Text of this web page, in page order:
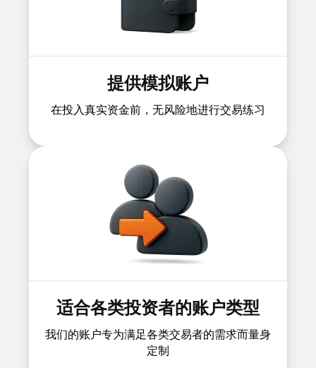
提供模拟账户
在投入真实资金前，无风险地进行交易练习
适合各类投资者的账户类型
我们的账户专为满足各类交易者的需求而量身
定制